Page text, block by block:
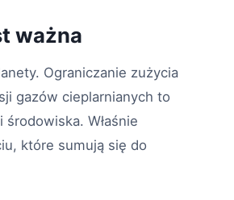
ważna
Ograniczanie zużycia
gazów cieplarnianych to
Właśnie
które sumują się do